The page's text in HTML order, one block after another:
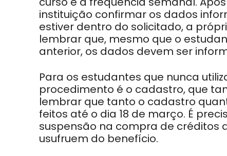
instituição confirmar os dados
estiver dentro do solicitado, a
lembrar que, mesmo que o
anterior, os dados devem ser
Para os estudantes que nunca
procedimento é o cadastro, que
lembrar que tanto o cadastro
feitos até o dia 18 de março. É
suspensão na compra de
usufruem do benefício.